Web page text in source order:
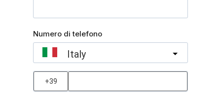
Numero di telefono
Italy